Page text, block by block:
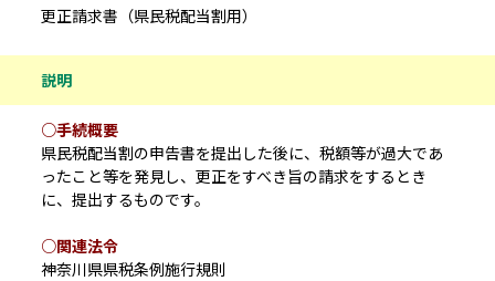
更正請求書（県民税配当割用）
説明
○手続概要
県民税配当割の申告書を提出した後に、税額等が過大であ
ったこと等を発見し、更正をすべき旨の請求をするとき
に、提出するものです。
○関連法令
神奈川県県税条例施行規則